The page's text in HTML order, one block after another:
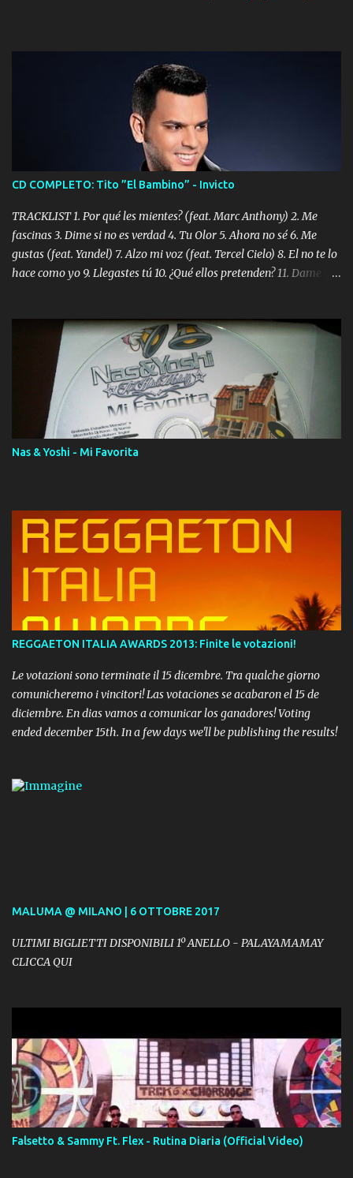
CD COMPLETO: Tito ”El Bambino” - Invicto
TRACKLIST 1. Por qué les mientes? (feat. Marc Anthony) 2. Me
fascinas 3. Dime si no es verdad 4. Tu Olor 5. Ahora no sé 6. Me
gustas (feat. Yandel) 7. Alzo mi voz (feat. Tercel Cielo) 8. El no te lo
hace como yo 9. Llegastes tú 10. ¿Qué ellos pretenden? 11. Dame la
Digital Booklet – Invicto ----------------------------- Nota:
Album proposto al massimo della qualità in formato iTunes Plus
AAC M4A; comprato su iTunes e a disposizione vostra per il
download. REGGAETON ITALIA Nosotros Somos Los Del
Momento!
Nas & Yoshi - Mi Favorita
REGGAETON ITALIA AWARDS 2013: Finite le votazioni!
Le votazioni sono terminate il 15 dicembre. Tra qualche giorno
comunicheremo i vincitori! Las votaciones se acabaron el 15 de
diciembre. En dias vamos a comunicar los ganadores! Voting
ended december 15th. In a few days we'll be publishing the results!
MALUMA @ MILANO | 6 OTTOBRE 2017
ULTIMI BIGLIETTI DISPONIBILI 1º ANELLO - PALAYAMAMAY
CLICCA QUI
Falsetto & Sammy Ft. Flex - Rutina Diaria (Official Video)